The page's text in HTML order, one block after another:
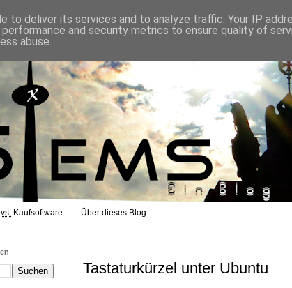
vs. Kaufsoftware Über dieses Blog
Tastaturkürzel unter Ubuntu
to deliver its services and to analyze traffic. Your IP
and security metrics to ensure quality of
abuse.